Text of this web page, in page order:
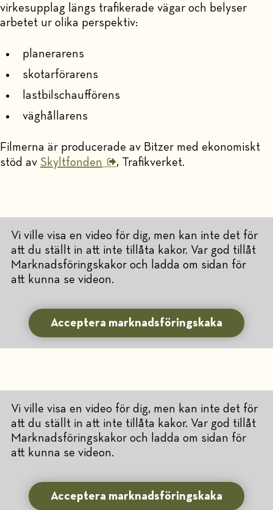
virkesupplag längs trafikerade vägar och belyser
arbetet ur olika perspektiv:
planerarens
skotarförarens
lastbilschaufförens
väghållarens
Filmerna är producerade av Bitzer med ekonomiskt
stöd av Skyltfonden , Trafikverket.
Vi ville visa en video för dig, men kan inte det för
att du ställt in att inte tillåta kakor. Var god tillåt
Marknadsföringskakor och ladda om sidan för
att kunna se videon.
Acceptera marknadsföringskaka
Vi ville visa en video för dig, men kan inte det för
att du ställt in att inte tillåta kakor. Var god tillåt
Marknadsföringskakor och ladda om sidan för
att kunna se videon.
Acceptera marknadsföringskaka